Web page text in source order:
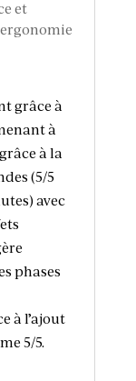
et
grâce à
à
à la
(5/5
avec
phases
à l’ajout
5/5.